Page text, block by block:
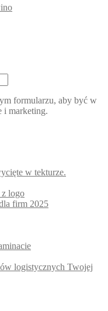
formularzu, aby być w
i marketing.
w tekturze.
z logo
firm 2025
logistycznych Twojej